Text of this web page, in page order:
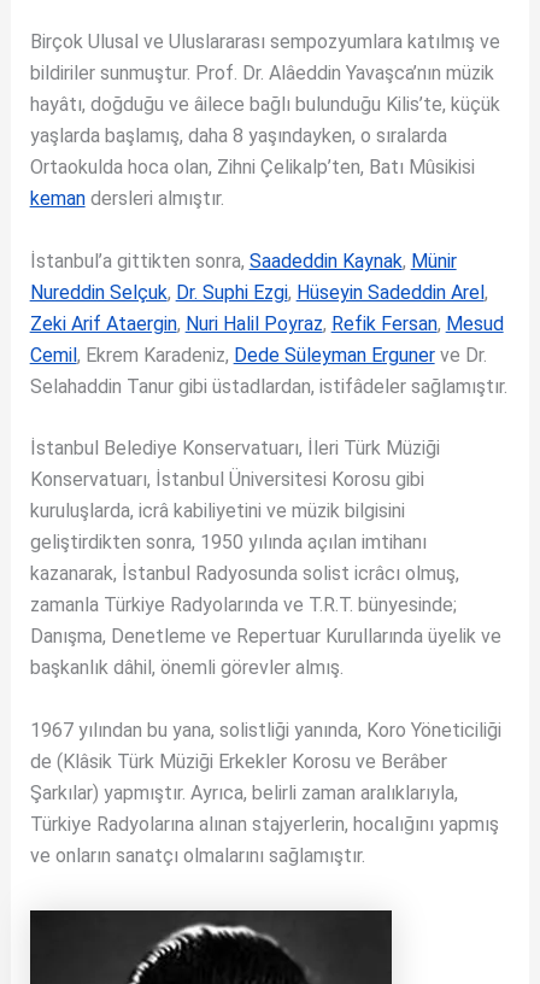
Birçok Ulusal ve Uluslararası sempozyumlara katılmış ve
bildiriler sunmuştur. Prof. Dr. Alâeddin Yavaşca’nın müzik
hayâtı, doğduğu ve âilece bağlı bulunduğu Kilis’te, küçük
yaşlarda başlamış, daha 8 yaşındayken, o sıralarda
Ortaokulda hoca olan, Zihni Çelikalp’ten, Batı Mûsikisi
kemandersleri almıştır.
İstanbul’a gittikten sonra, Saadeddin Kaynak, Münir
Nureddin Selçuk, Dr. Suphi Ezgi, Hüseyin Sadeddin Arel,
Zeki Arif Ataergin, Nuri Halil Poyraz, Refik Fersan, Mesud
Cemil, Ekrem Karadeniz, Dede Süleyman Ergunerve Dr.
Selahaddin Tanur gibi üstadlardan, istifâdeler sağlamıştır.
İstanbul Belediye Konservatuarı, İleri Türk Müziği
Konservatuarı, İstanbul Üniversitesi Korosu gibi
kuruluşlarda, icrâ kabiliyetini ve müzik bilgisini
geliştirdikten sonra, 1950 yılında açılan imtihanı
kazanarak, İstanbul Radyosunda solist icrâcı olmuş,
zamanla Türkiye Radyolarında ve T.R.T. bünyesinde;
Danışma, Denetleme ve Repertuar Kurullarında üyelik ve
başkanlık dâhil, önemli görevler almış.
1967 yılından bu yana, solistliği yanında, Koro Yöneticiliği
de (Klâsik Türk Müziği Erkekler Korosu ve Berâber
Şarkılar) yapmıştır. Ayrıca, belirli zaman aralıklarıyla,
Türkiye Radyolarına alınan stajyerlerin, hocalığını yapmış
ve onların sanatçı olmalarını sağlamıştır.